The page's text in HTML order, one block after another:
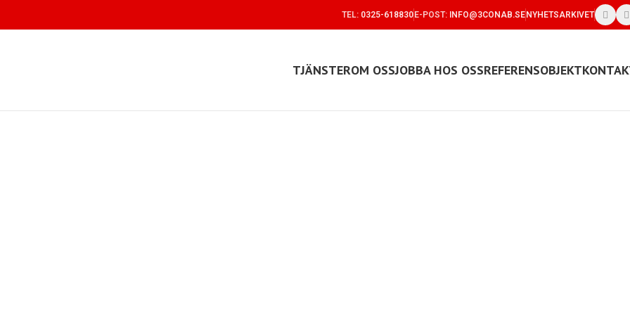
TEL: 0325-618830 E-POST: INFO@3CONAB.SE NYHETSARKIVET
TJÄNSTEROM OSSJOBBA HOS OSSREFERENSOBJEKT